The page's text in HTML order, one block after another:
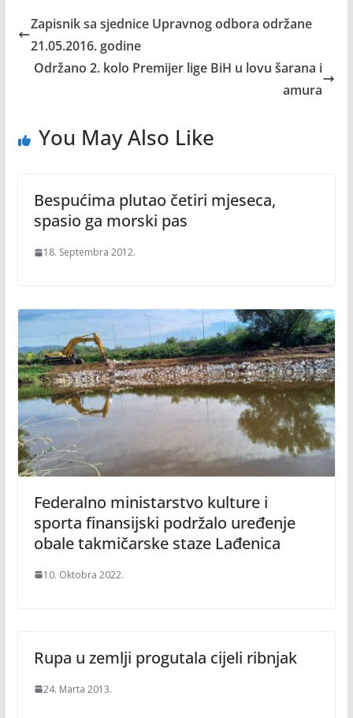
Zapisnik sa sjednice Upravnog odbora održane
21.05.2016. godine
Održano 2. kolo Premijer lige BiH u lovu šarana i
amura
You May Also Like
Bespućima plutao četiri mjeseca,
spasio ga morski pas
18. Septembra 2012.
Federalno ministarstvo kulture i
sporta finansijski podržalo uređenje
obale takmičarske staze Lađenica
10. Oktobra 2022.
Rupa u zemlji progutala cijeli ribnjak
24. Marta 2013.